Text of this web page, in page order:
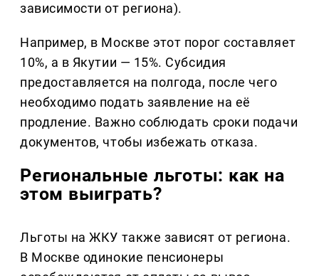
зависимости от региона).
Например, в Москве этот порог составляет
10%, а в Якутии — 15%. Субсидия
предоставляется на полгода, после чего
необходимо подать заявление на её
продление. Важно соблюдать сроки подачи
документов, чтобы избежать отказа.
Региональные льготы: как на
этом выиграть?
Льготы на ЖКУ также зависят от региона.
В Москве одинокие пенсионеры